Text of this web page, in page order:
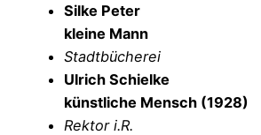
Silke Peter
kleine Mann
Stadtbücherei
Ulrich
künstliche Mensch (1928)
Rektor i.R.